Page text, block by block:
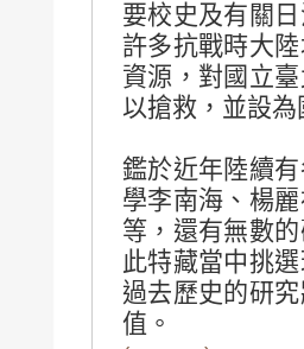
要校史及有關
許多抗戰時大
資源，對國立
以搶救，並設
鑑於近年陸續
學李南海、楊
等，還有無數
此特藏當中挑
過去歷史的研
值。